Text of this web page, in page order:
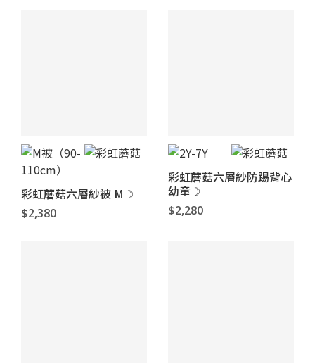
彩虹蘑菇六層紗被 M☽
$2,380
彩虹蘑菇六層紗防踢背心
幼童☽
$2,280